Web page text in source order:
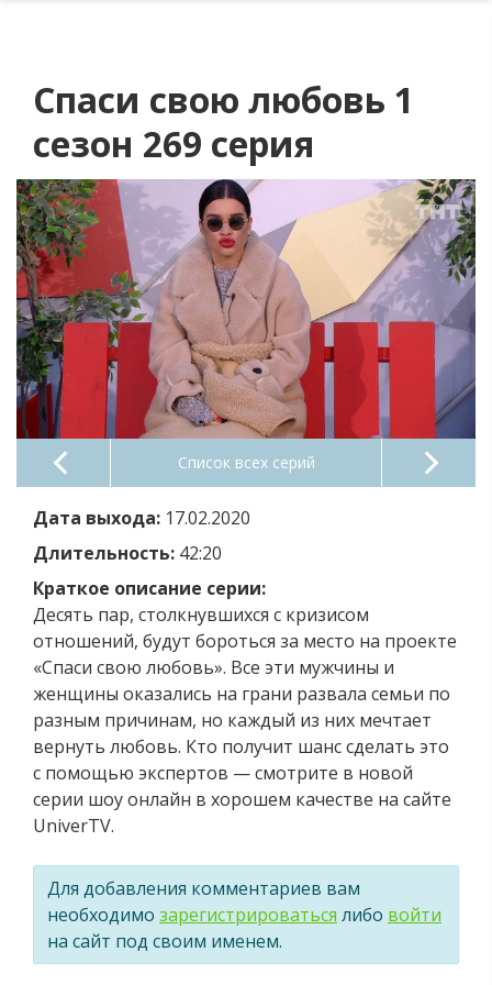
Спаси свою любовь 1
сезон 269 серия
Список всех серий
Дата выхода: 17.02.2020
Длительность: 42:20
Краткое описание серии:
Десять пар, столкнувшихся с кризисом
отношений, будут бороться за место на проекте
«Спаси свою любовь». Все эти мужчины и
женщины оказались на грани развала семьи по
разным причинам, но каждый из них мечтает
вернуть любовь. Кто получит шанс сделать это
с помощью экспертов — смотрите в новой
серии шоу онлайн в хорошем качестве на сайте
UniverTV.
Для добавления комментариев вам
необходимо зарегистрироваться либо войти
на сайт под своим именем.